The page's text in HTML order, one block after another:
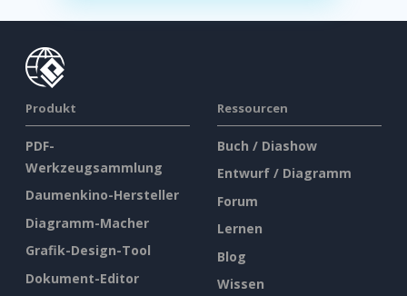
Produkt
PDF-
Werkzeugsammlung
Daumenkino-Hersteller
Diagramm-Macher
Grafik-Design-Tool
Dokument-Editor
Ressourcen
Buch / Diashow
Entwurf / Diagramm
Forum
Lernen
Blog
Wissen